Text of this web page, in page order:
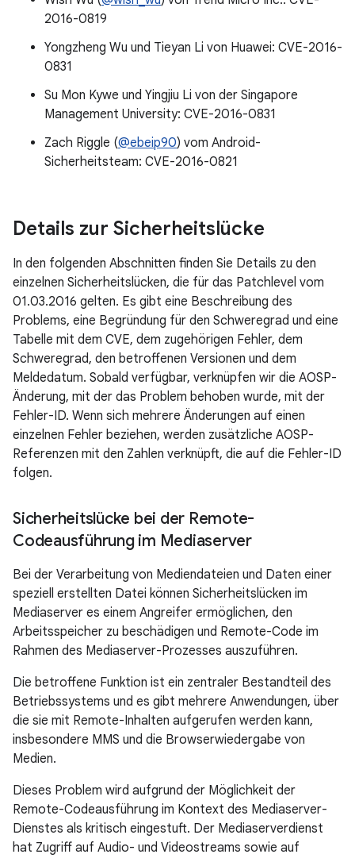
2016-0819
Yongzheng Wu und Tieyan Li von Huawei: CVE-2016-
0831
Su Mon Kywe und Yingjiu Li von der Singapore
Management University: CVE-2016-0831
Zach Riggle (@ebeip90) vom Android-
Sicherheitsteam: CVE-2016-0821
Details zur Sicherheitslücke
In den folgenden Abschnitten finden Sie Details zu den
einzelnen Sicherheitslücken, die für das Patchlevel vom
01.03.2016 gelten. Es gibt eine Beschreibung des
Problems, eine Begründung für den Schweregrad und eine
Tabelle mit dem CVE, dem zugehörigen Fehler, dem
Schweregrad, den betroffenen Versionen und dem
Meldedatum. Sobald verfügbar, verknüpfen wir die AOSP-
Änderung, mit der das Problem behoben wurde, mit der
Fehler-ID. Wenn sich mehrere Änderungen auf einen
einzelnen Fehler beziehen, werden zusätzliche AOSP-
Referenzen mit den Zahlen verknüpft, die auf die Fehler-ID
folgen.
Sicherheitslücke bei der Remote-
Codeausführung im Mediaserver
Bei der Verarbeitung von Mediendateien und Daten einer
speziell erstellten Datei können Sicherheitslücken im
Mediaserver es einem Angreifer ermöglichen, den
Arbeitsspeicher zu beschädigen und Remote-Code im
Rahmen des Mediaserver-Prozesses auszuführen.
Die betroffene Funktion ist ein zentraler Bestandteil des
Betriebssystems und es gibt mehrere Anwendungen, über
die sie mit Remote-Inhalten aufgerufen werden kann,
insbesondere MMS und die Browserwiedergabe von
Medien.
Dieses Problem wird aufgrund der Möglichkeit der
Remote-Codeausführung im Kontext des Mediaserver-
Dienstes als kritisch eingestuft. Der Mediaserverdienst
hat Zugriff auf Audio- und Videostreams sowie auf